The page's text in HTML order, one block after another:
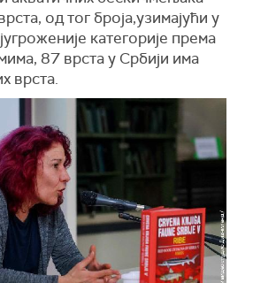
од тог броја,узимајући у
категорије према
87 врста у Србији има
врста.